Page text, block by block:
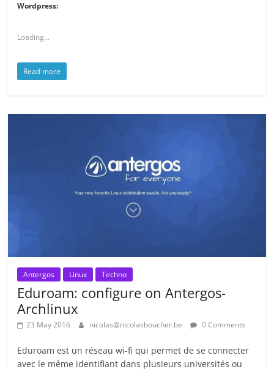
Wordpress:
Loading...
Read more
Antergos Linux Techno
Eduroam: configure on Antergos-
Archlinux
23 May 2016 nicolas@nicolasboucher.be 0 Comments
Eduroam est un réseau wi-fi qui permet de se connecter
avec le même identifiant dans plusieurs universités ou